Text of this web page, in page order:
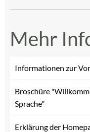
Mehr
Informationen zur
Broschüre
Sprache"
Erklärung der